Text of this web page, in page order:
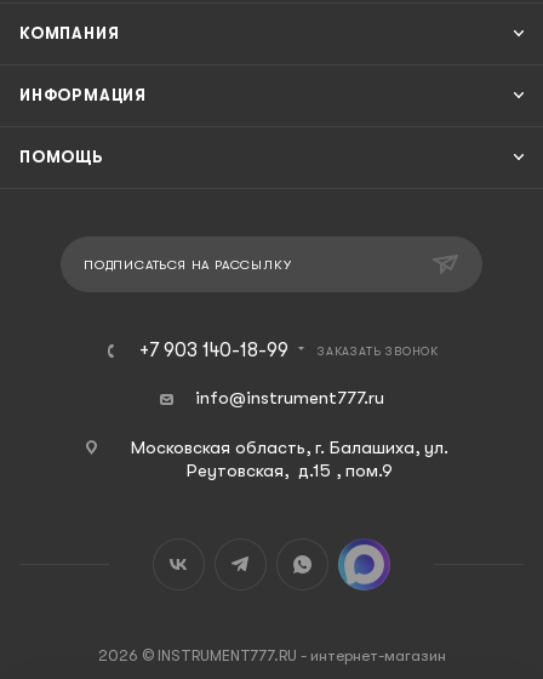
КОМПАНИЯ
ИНФОРМАЦИЯ
ПОМОЩЬ
ПОДПИСАТЬСЯ НА РАССЫЛКУ
+7 903 140-18-99 ЗАКАЗАТЬ ЗВОНОК
info@instrument777.ru
Московская область, г. Балашиха, ул.
Реутовская, д.15 , пом.9
2026 © INSTRUMENT777.RU - интернет-магазин